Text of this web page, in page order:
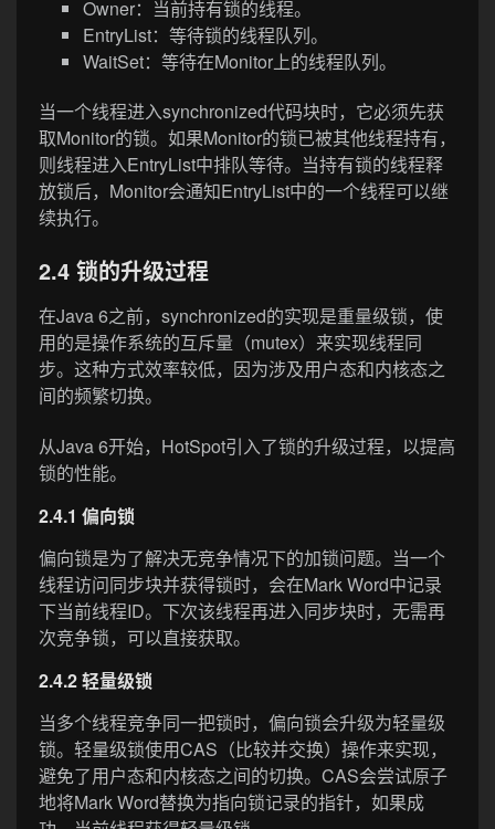
Owner：当前持有锁的线程。
EntryList：等待锁的线程队列。
WaitSet：等待在Monitor上的线程队列。
当一个线程进入synchronized代码块时，它必须先获
取Monitor的锁。如果Monitor的锁已被其他线程持有，
则线程进入EntryList中排队等待。当持有锁的线程释
放锁后，Monitor会通知EntryList中的一个线程可以继
续执行。
2.4 锁的升级过程
在Java 6之前，synchronized的实现是重量级锁，使
用的是操作系统的互斥量（mutex）来实现线程同
步。这种方式效率较低，因为涉及用户态和内核态之
间的频繁切换。
从Java 6开始，HotSpot引入了锁的升级过程，以提高
锁的性能。
2.4.1 偏向锁
偏向锁是为了解决无竞争情况下的加锁问题。当一个
线程访问同步块并获得锁时，会在Mark Word中记录
下当前线程ID。下次该线程再进入同步块时，无需再
次竞争锁，可以直接获取。
2.4.2 轻量级锁
当多个线程竞争同一把锁时，偏向锁会升级为轻量级
锁。轻量级锁使用CAS（比较并交换）操作来实现，
避免了用户态和内核态之间的切换。CAS会尝试原子
地将Mark Word替换为指向锁记录的指针，如果成